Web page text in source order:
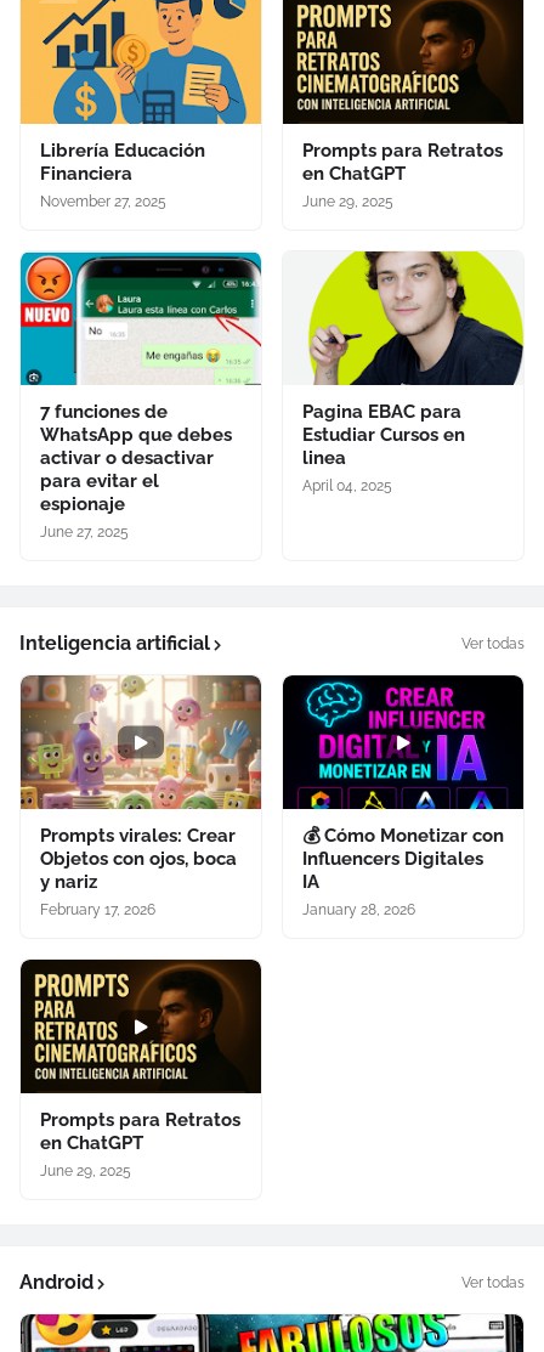
Librería Educación
Financiera
November 27, 2025
Prompts para Retratos
en ChatGPT
June 29, 2025
7 funciones de
WhatsApp que debes
activar o desactivar
para evitar el
espionaje
June 27, 2025
Pagina EBAC para
Estudiar Cursos en
linea
April 04, 2025
Inteligencia artificial Ver todas
Prompts virales: Crear
Objetos con ojos, boca
y nariz
February 17, 2026
💰 Cómo Monetizar con
Influencers Digitales
IA
January 28, 2026
Prompts para Retratos
en ChatGPT
June 29, 2025
Android Ver todas